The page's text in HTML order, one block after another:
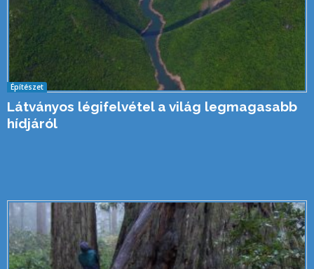
Építészet
Látványos légifelvétel a világ legmagasabb
hídjáról